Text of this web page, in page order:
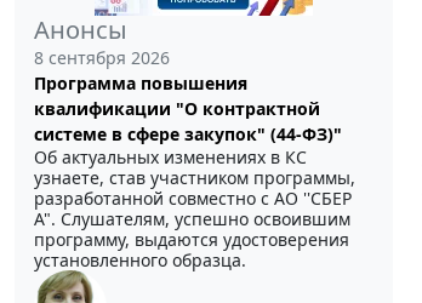
Анонсы
8 сентября 2026
Программа повышения
квалификации "О контрактной
системе в сфере закупок" (44-ФЗ)"
Об актуальных изменениях в КС
узнаете, став участником программы,
разработанной совместно с АО ''СБЕР
А". Слушателям, успешно освоившим
программу, выдаются удостоверения
установленного образца.